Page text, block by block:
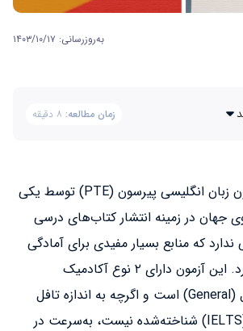
به‌روزرسانی: ۱۴۰۳/۱۰/۱۷
زمان مطالعه: ۸ دقیقه
با توجه به اینکه آزمون زبان انگلیسی پیرسون (PTE) توسط یکی
جهان در زمینه انتشار کتاب‌های درسی
که منابع بسیار مفیدی برای آمادگی
وجود دارد. این آزمون دارای ۲ نوع آکادمیک
(Academic) و جنرال (General) است و اگرچه به اندازه تافل
(TOEFL) و آیلتس (IELTS) شناخته‌شده نیست، به‌سرعت در